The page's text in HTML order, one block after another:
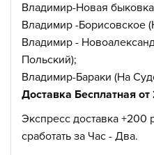
Владимир-Новая
Владимир -Борисовское
Владимир -
Польский);
Владимир-Бараки (На
Доставка Бесплатная
Экспресс доставка +200
сработать за Час - Два.